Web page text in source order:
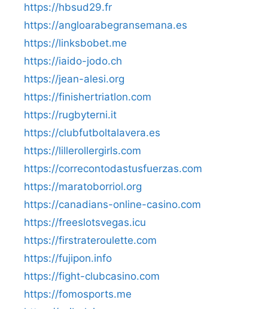
https://hbsud29.fr
https://angloarabegransemana.es
https://linksbobet.me
https://iaido-jodo.ch
https://jean-alesi.org
https://finishertriatlon.com
https://rugbyterni.it
https://clubfutboltalavera.es
https://lillerollergirls.com
https://correcontodastusfuerzas.com
https://maratoborriol.org
https://canadians-online-casino.com
https://freeslotsvegas.icu
https://firstrateroulette.com
https://fujipon.info
https://fight-clubcasino.com
https://fomosports.me